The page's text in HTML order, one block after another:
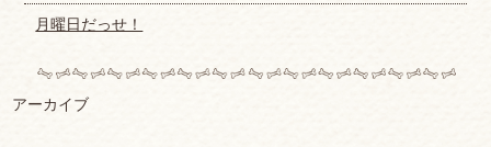
月曜日だっせ！
アーカイブ